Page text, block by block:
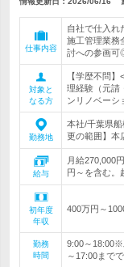
仕事内容
自社で仕入れ
施工管理業務
討への参画
対象と
なる方
【学歴不問
理経験（元請
ンリノベーシ
勤務地
本社/千葉県
更の範囲】本
給与
月給270,000
円～を含む。
初年度
年収
400万円～
勤務
時間
9:00～18:00※
～17:00まで